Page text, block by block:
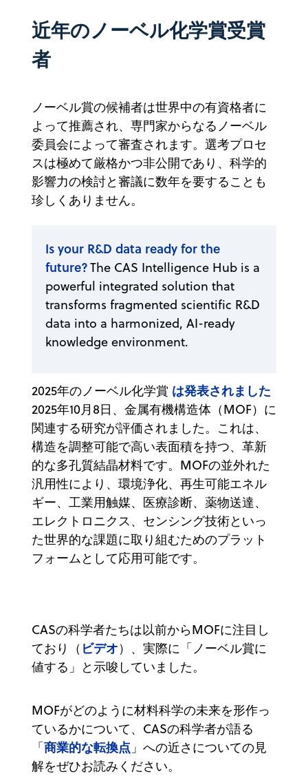
近年のノーベル化学賞受賞
者
ノーベル賞の候補者は世界中の有資格者に
よって推薦され、専門家からなるノーベル
委員会によって審査されます。選考プロセ
スは極めて厳格かつ非公開であり、科学的
影響力の検討と審議に数年を要することも
珍しくありません。
Is your R&D data ready for the
future?The CAS Intelligence Hub is a
powerful integrated solution that
transforms fragmented scientific R&D
data into a harmonized, AI-ready
knowledge environment.
2025年のノーベル化学賞 は発表されました
2025年10月8日、金属有機構造体（MOF）に
関連する研究が評価されました。これは、
構造を調整可能で高い表面積を持つ、革新
的な多孔質結晶材料です。MOFの並外れた
汎用性により、環境浄化、再生可能エネル
ギー、工業用触媒、医療診断、薬物送達、
エレクトロニクス、センシング技術といっ
た世界的な課題に取り組むためのプラット
フォームとして応用可能です。
CASの科学者たちは以前からMOFに注目し
ており（ ビデオ）、実際に「ノーベル賞に
値する」と示唆していました。
MOFがどのように材料科学の未来を形作っ
ているかについて、CASの科学者が語る
「商業的な転換点 」への近さについての見
解をぜひお読みください。